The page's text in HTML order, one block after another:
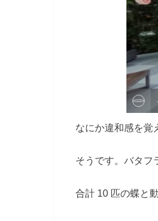
なにか違和感を覚
そうです。バタフ
合計 10 匹の蝶と